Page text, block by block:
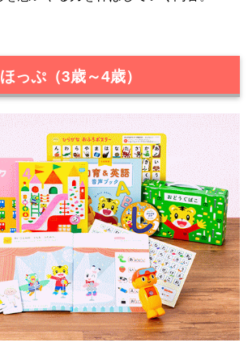
ほっぷ（3歳～4歳）